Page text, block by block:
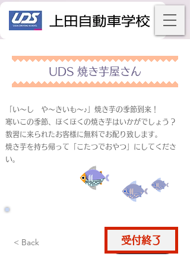
UDS 焼き芋屋さん
「い～し や～きいも～♪」焼き芋の季節到来！
寒いこの季節、ほくほくの焼き芋はいかがでしょう？
教習に来られたお客様に無料でお配り致します。
焼き芋を持ち帰って「こたつでおやつ」にしてくださ
い。
< Back 仮申込
受付終了